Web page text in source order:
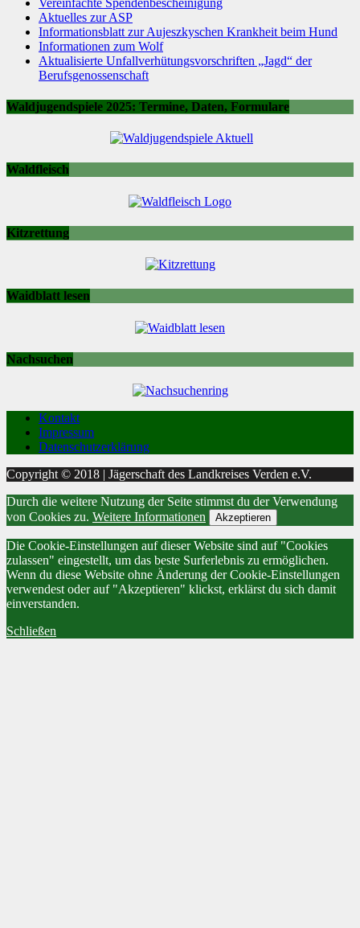
Aktuelles zur ASP
Informationsblatt zur Aujeszkyschen Krankheit beim Hund
Informationen zum Wolf
Aktualisierte Unfallverhütungsvorschriften „Jagd“ der
Berufsgenossenschaft
Waldjugendspiele 2025: Termine, Daten, Formulare
Waldfleisch
Kitzrettung
Waidblatt lesen
Nachsuchen
Kontakt
Impressum
Datenschutzerklärung
Copyright © 2018 | Jägerschaft des Landkreises Verden e.V.
Durch die weitere Nutzung der Seite stimmst du der Verwendung
von Cookies zu. Weitere Informationen Akzeptieren
Die Cookie-Einstellungen auf dieser Website sind auf "Cookies
zulassen" eingestellt, um das beste Surferlebnis zu ermöglichen.
Wenn du diese Website ohne Änderung der Cookie-Einstellungen
verwendest oder auf "Akzeptieren" klickst, erklärst du sich damit
einverstanden.
Schließen